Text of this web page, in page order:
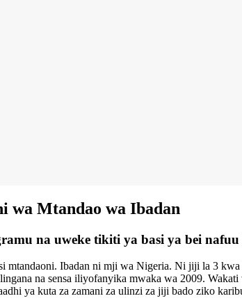
wa Mtandao wa Ibadan
na uweke tikiti ya basi ya bei
mtandaoni. Ibadan ni mji wa Nigeria. Ni jiji la 3
na sensa iliyofanyika mwaka wa 2009.
ya kuta za zamani za ulinzi za jiji bado ziko